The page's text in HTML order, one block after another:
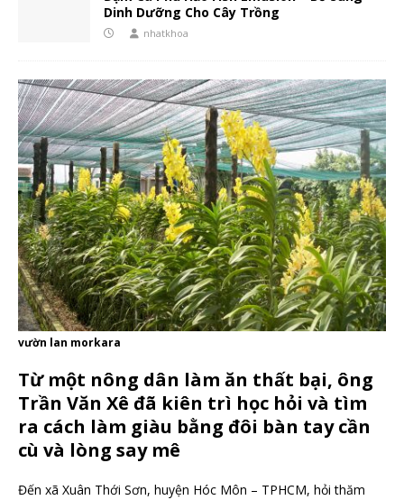
Dinh Dưỡng Cho Cây Trồng
nhatkhoa
vườn lan morkara
Từ một nông dân làm ăn thất bại, ông
Trần Văn Xê đã kiên trì học hỏi và tìm
ra cách làm giàu bằng đôi bàn tay cần
cù và lòng say mê
Đến xã Xuân Thới Sơn, huyện Hóc Môn – TPHCM, hỏi thăm